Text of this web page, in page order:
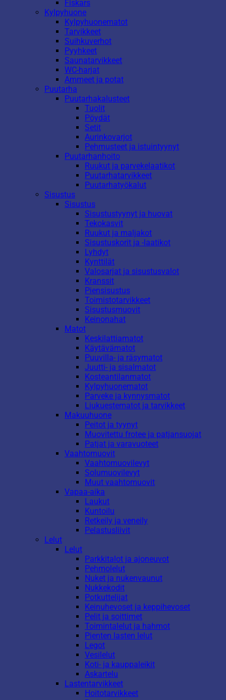
Fiskars
Kylpyhuone
Kylpyhuonematot
Tarvikkeet
Suihkuverhot
Pyyhkeet
Saunatarvikkeet
WC-harjat
Ammeet ja potat
Puutarha
Puutarhakalusteet
Tuolit
Pöydät
Setit
Aurinkovarjot
Pehmusteet ja istuintyynyt
Puutarhanhoito
Ruukut ja parvekelaatikot
Puutarhatarvikkeet
Puutarhatyökalut
Sisustus
Sisustus
Sisustustyynyt ja huovat
Tekokasvit
Ruukut ja maljakot
Sisustuskorit ja -laatikot
Lyhdyt
Kynttilät
Valosarjat ja sisustusvalot
Kranssit
Piensisustus
Toimistotarvikkeet
Sisustusmuovit
Keinonahat
Matot
Keskilattiamatot
Käytävämatot
Puuvilla- ja räsymatot
Juutti- ja sisalmatot
Kosteantilanmatot
Kylpyhuonematot
Parveke ja kynnysmatot
Liukuestematot ja tarvikkeet
Makuuhuone
Peitot ja tyynyt
Muovitettu frotee ja patjansuojat
Patjat ja varavuoteet
Vaahtomuovit
Vaahtomuovilevyt
Solumuovilevyt
Muut vaahtomuovit
Vapaa-aika
Laukut
Kuntoilu
Retkeily ja veneily
Pelastusliivit
Lelut
Lelut
Parkkitalot ja ajoneuvot
Pehmolelut
Nuket ja nukenvaunut
Nukkekodit
Potkuttelijat
Keinuhevoset ja keppihevoset
Pelit ja soittimet
Toimintalelut ja hahmot
Pienten lasten lelut
Legot
Vesilelut
Koti- ja kauppaleikit
Askartelu
Lastentarvikkeet
Hoitotarvikkeet